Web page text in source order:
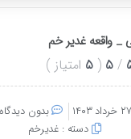
واقعه غدیر خم
5
(
5 امتیاز)
بدون دیدگاه
دسته :غدیرخم